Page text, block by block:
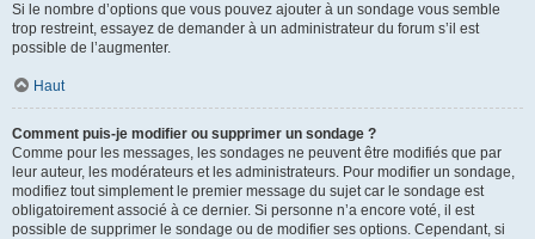
Si le nombre d’options que vous pouvez ajouter à un sondage vous semble
trop restreint, essayez de demander à un administrateur du forum s’il est
possible de l’augmenter.
Haut
Comment puis-je modifier ou supprimer un sondage ?
Comme pour les messages, les sondages ne peuvent être modifiés que par
leur auteur, les modérateurs et les administrateurs. Pour modifier un sondage,
modifiez tout simplement le premier message du sujet car le sondage est
obligatoirement associé à ce dernier. Si personne n’a encore voté, il est
possible de supprimer le sondage ou de modifier ses options. Cependant, si